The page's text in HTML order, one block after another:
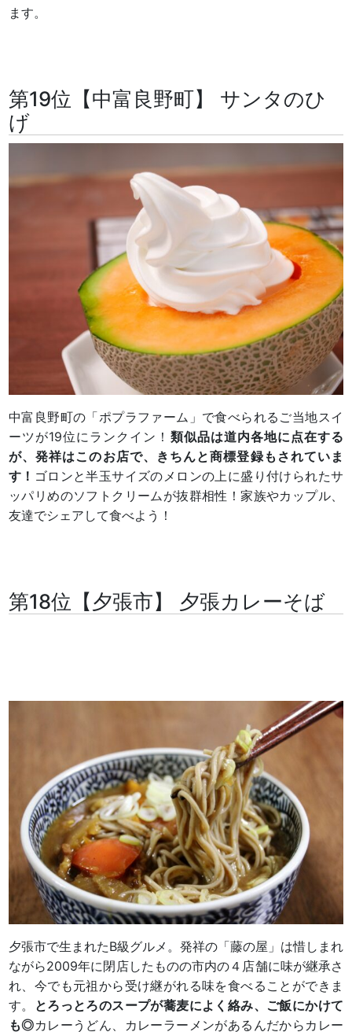
ます。
第19位【中富良野町】 サンタのひ
げ
中富良野町の「ポプラファーム」で食べられるご当地スイ
ーツが19位にランクイン！ 類似品は道内各地に点在する
が、発祥はこのお店で、きちんと商標登録もされていま
す！ ゴロンと半玉サイズのメロンの上に盛り付けられたサ
ッパリめのソフトクリームが抜群相性！家族やカップル、
友達でシェアして食べよう！
第18位【夕張市】 夕張カレーそば
夕張市で生まれたB級グルメ。発祥の「藤の屋」は惜しまれ
ながら2009年に閉店したものの市内の４店舗に味が継承さ
れ、今でも元祖から受け継がれる味を食べることができま
す。
とろっとろのスープが蕎麦によく絡み、ご飯にかけて
も◎カレーうどん、カレーラーメンがあるんだからカレー